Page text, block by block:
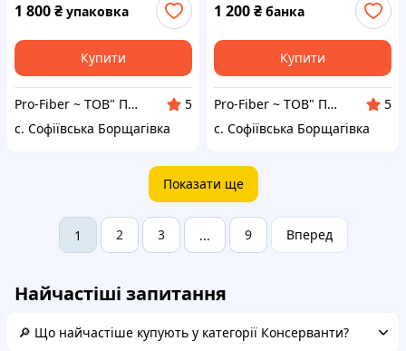
1 800₴ упаковка
Купити
Pro-Fiber ~ ТОВ" Про-Файбер"
5
с. Софіївська Борщагівка
1 200₴ банка
Купити
Pro-Fiber ~ ТОВ" Про-Файбер"
5
с. Софіївська Борщагівка
Показати ще
1 2 3 ... 9 Вперед
Найчастіші запитання
🔎 Що найчастіше купують у категорії Консерванти?